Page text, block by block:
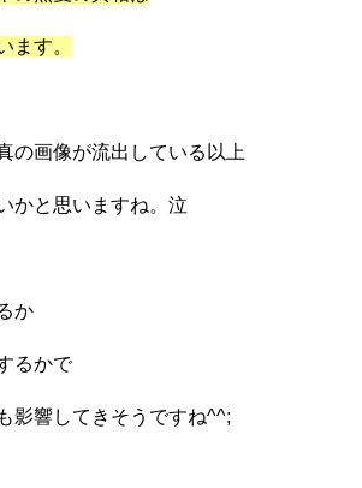
ます。
の画像が流出している以上
かと思いますね。泣
か
るかで
影響してきそうですね^^;